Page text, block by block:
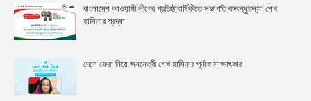
বাংলাদেশ আওয়ামী লীগের প্রতিষ্ঠাবার্ষিকীতে সভাপতি বঙ্গবন্ধুকন্যা শেখ
হাসিনার শ্রদ্ধা
দেশে ফেরা নিয়ে জননেত্রী শেখ হাসিনার পূর্নাঙ্গ সাক্ষাৎকার